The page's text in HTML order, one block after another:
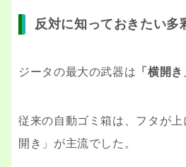
反対に知っておきたい多
ジータの最大の武器は 「横開
従来の自動ゴミ箱は、フタが
開き」が主流でした。